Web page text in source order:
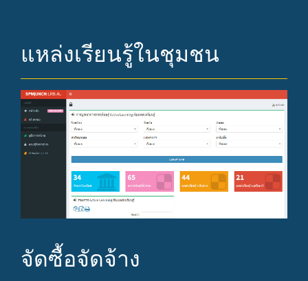
แหล่งเรียนรู้ในชุมชน
จัดซื้อจัดจ้าง